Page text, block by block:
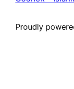
Proudly